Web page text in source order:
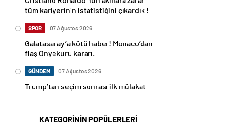
tüm kariyerinin istatistiğini çıkardık !
SPOR 07 Ağustos 2026
Galatasaray’a kötü haber! Monaco’dan
flaş Onyekuru kararı.
GÜNDEM 07 Ağustos 2026
Trump’tan seçim sonrası ilk mülakat
KATEGORİNİN POPÜLERLERİ